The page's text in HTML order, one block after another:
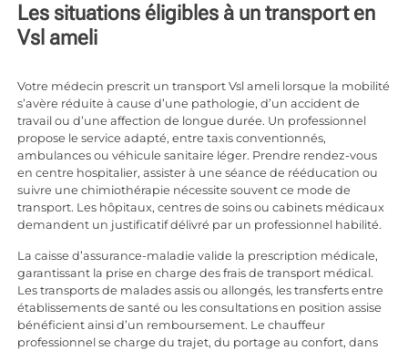
Les situations éligibles à un transport en
Vsl ameli
Votre médecin prescrit un transport Vsl ameli lorsque la mobilité
s’avère réduite à cause d’une pathologie, d’un accident de
travail ou d’une affection de longue durée. Un professionnel
propose le service adapté, entre taxis conventionnés,
ambulances ou véhicule sanitaire léger. Prendre rendez-vous
en centre hospitalier, assister à une séance de rééducation ou
suivre une chimiothérapie nécessite souvent ce mode de
transport. Les hôpitaux, centres de soins ou cabinets médicaux
demandent un justificatif délivré par un professionnel habilité.
La caisse d’assurance-maladie valide la prescription médicale,
garantissant la prise en charge des frais de transport médical.
Les transports de malades assis ou allongés, les transferts entre
établissements de santé ou les consultations en position assise
bénéficient ainsi d’un remboursement. Le chauffeur
professionnel se charge du trajet, du portage au confort, dans